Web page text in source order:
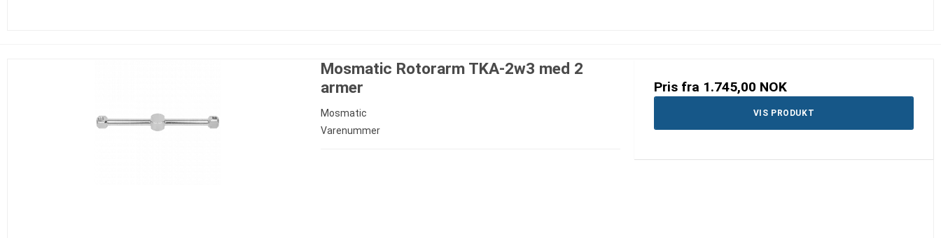
Mosmatic Rotorarm TKA-2w3 med 2
armer
Mosmatic
Varenummer
Pris fra 1.745,00 NOK
VIS PRODUKT